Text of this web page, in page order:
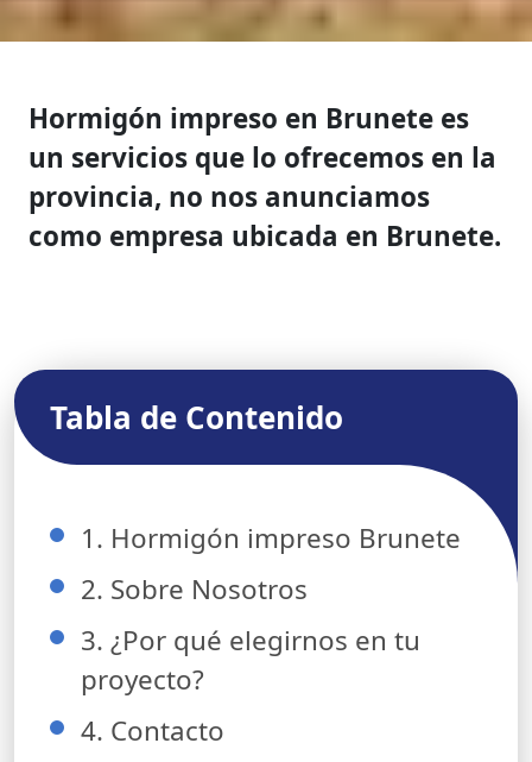
Hormigón impreso en Brunete es
un servicios que lo ofrecemos en la
provincia, no nos anunciamos
como empresa ubicada en Brunete.
Tabla de Contenido
1. Hormigón impreso Brunete
2. Sobre Nosotros
3. ¿Por qué elegirnos en tu
proyecto?
4. Contacto